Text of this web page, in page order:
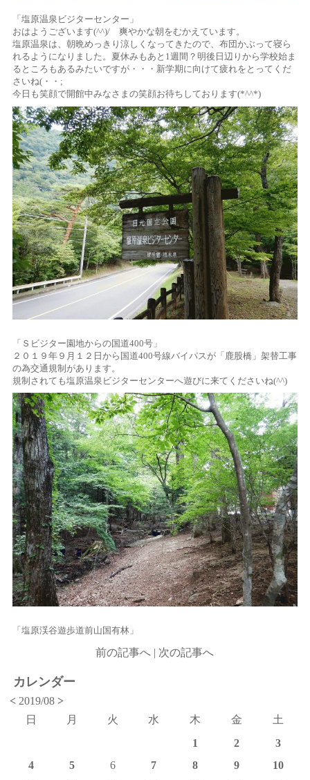
「塩原温泉ビジターセンター」
おはようございます(^^)/ 爽やかな朝をむかえています。
塩原温泉は、朝晩めっきり涼しくなってきたので、布団かぶって寝ら
れるようになりました。夏休みもあと1週間？明後日辺りから学校始ま
るところもあるみたいですが・・・新学期に向けて疲れをとってくだ
さいね(・・;
今日も笑顔で開館中みなさまの笑顔お待ちしております(*^^*)
「Ｓビジター園地からの国道400号」
２０１９年９月１２日から国道400号線バイパスが「鹿股橋」架替工事
の為交通規制があります。
規制されても塩原温泉ビジターセンターへ遊びに来てくださいね(^^)
「塩原渓谷遊歩道前山国有林」
前の記事へ | 次の記事へ
カレンダー
< 2019/08>
日
月 火 水 木 金
土
1
2
3
4
5 6 7 8 9
10